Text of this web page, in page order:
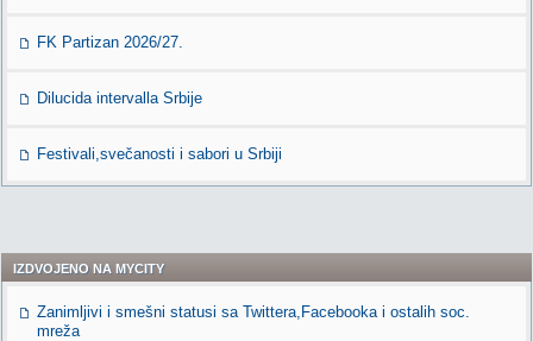
FK Partizan 2026/27.
Dilucida intervalla Srbije
Festivali,svečanosti i sabori u Srbiji
IZDVOJENO NA MYCITY
Zanimljivi i smešni statusi sa Twittera,Facebooka i ostalih soc.
mreža